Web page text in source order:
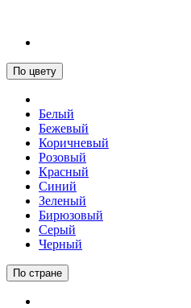
По цвету
Белый
Бежевый
Коричневый
Розовый
Красный
Синий
Зеленый
Бирюзовый
Серый
Черный
По стране